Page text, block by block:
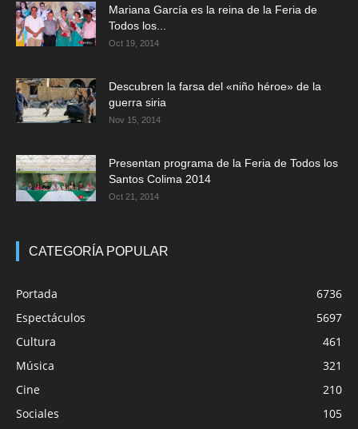
Mariana García es la reina de la Feria de
Todos los...
Oct 19, 2014
Descubren la farsa del «niño héroe» de la
guerra siria
Nov 15, 2014
Presentan programa de la Feria de Todos los
Santos Colima 2014
Oct 21, 2014
CATEGORÍA POPULAR
Portada
6736
Espectáculos
5697
Cultura
461
Música
321
Cine
210
Sociales
105